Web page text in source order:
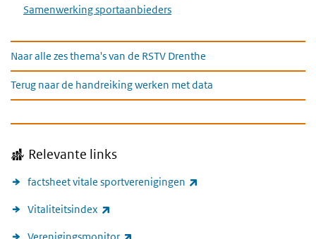
Samenwerking sportaanbieders
Naar alle zes thema's van de RSTV Drenthe
Naar alle zes thema's van de RSTV Drenthe
Terug naar de handreiking werken met data
Relevante links
factsheet vitale sportverenigingen
Vitaliteitsindex